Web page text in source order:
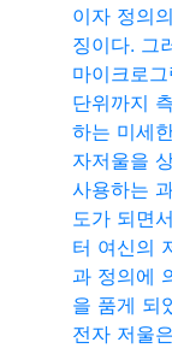
이자 정의
징이다. 그
마이크로
단위까지
하는 미세
자저울을
사용하는
도가 되면
터 여신의
과 정의에
을 품게 되
전자 저울